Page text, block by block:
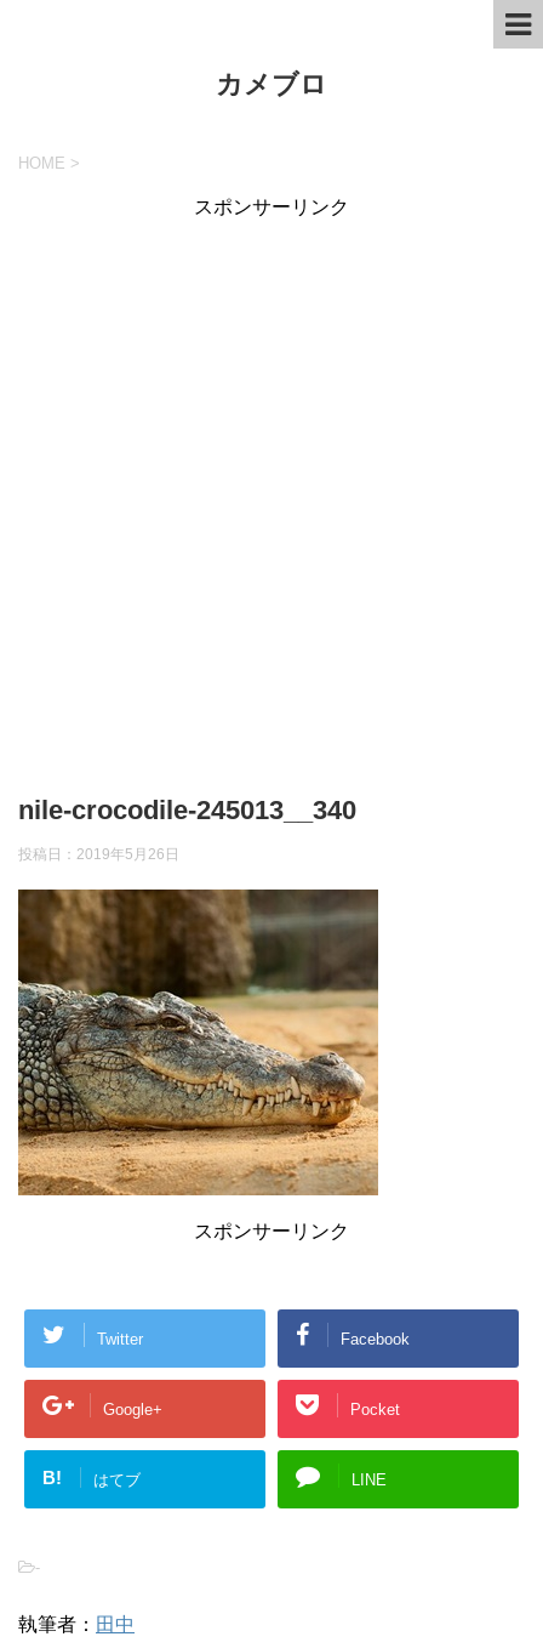
カメブロ
HOME >
スポンサーリンク
nile-crocodile-245013__340
投稿日： 2019年5月26日
スポンサーリンク
Twitter Facebook
Google+ Pocket
B! はてブ LINE
-
執筆者： 田中